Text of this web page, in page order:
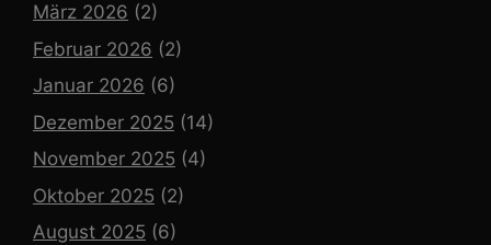
März 2026 (2)
Februar 2026 (2)
Januar 2026 (6)
Dezember 2025 (14)
November 2025 (4)
Oktober 2025 (2)
August 2025 (6)